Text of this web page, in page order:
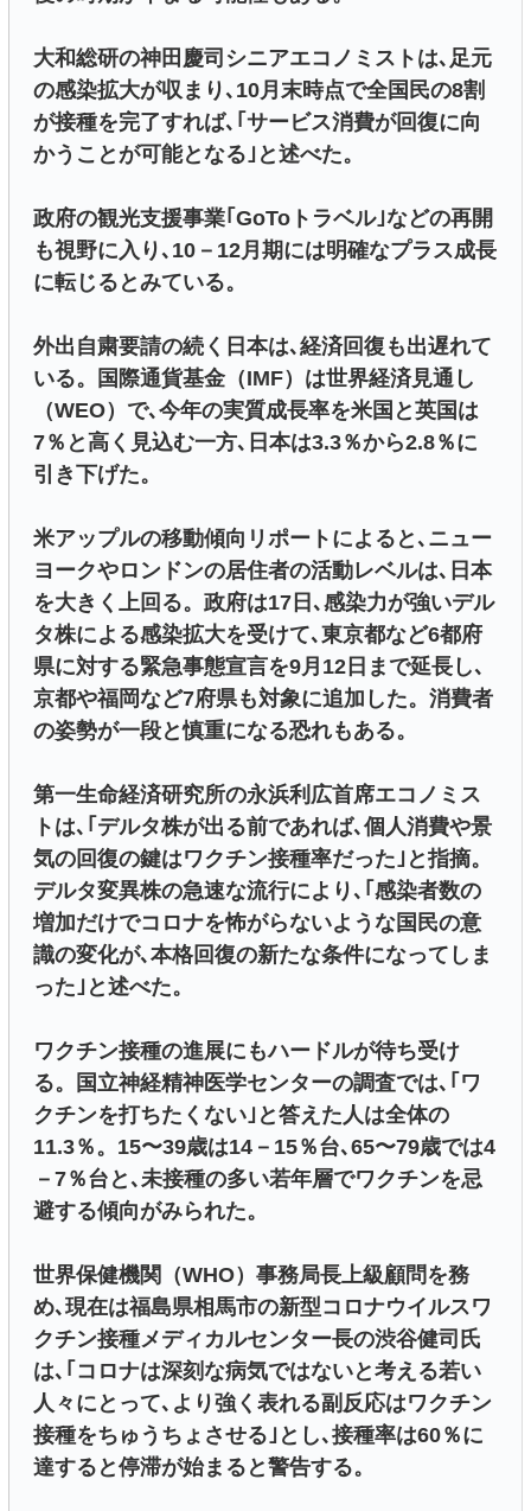
大和総研の神田慶司シニアエコノミストは､足元
の感染拡大が収まり､10月末時点で全国民の8割
が接種を完了すれば､｢サービス消費が回復に向
かうことが可能となる｣と述べた。
政府の観光支援事業｢GoToトラベル｣などの再開
も視野に入り､10－12月期には明確なプラス成長
に転じるとみている。
外出自粛要請の続く日本は､経済回復も出遅れて
いる。国際通貨基金（IMF）は世界経済見通し
（WEO）で､今年の実質成長率を米国と英国は
7％と高く見込む一方､日本は3.3％から2.8％に
引き下げた。
米アップルの移動傾向リポートによると､ニュー
ヨークやロンドンの居住者の活動レベルは､日本
を大きく上回る。政府は17日､感染力が強いデル
タ株による感染拡大を受けて､東京都など6都府
県に対する緊急事態宣言を9月12日まで延長し､
京都や福岡など7府県も対象に追加した。消費者
の姿勢が一段と慎重になる恐れもある。
第一生命経済研究所の永浜利広首席エコノミス
トは､｢デルタ株が出る前であれば､個人消費や景
気の回復の鍵はワクチン接種率だった｣と指摘。
デルタ変異株の急速な流行により､｢感染者数の
増加だけでコロナを怖がらないような国民の意
識の変化が､本格回復の新たな条件になってしま
った｣と述べた。
ワクチン接種の進展にもハードルが待ち受け
る。国立神経精神医学センターの調査では､｢ワ
クチンを打ちたくない｣と答えた人は全体の
11.3％。15〜39歳は14－15％台､65〜79歳では4
－7％台と､未接種の多い若年層でワクチンを忌
避する傾向がみられた。
世界保健機関（WHO）事務局長上級顧問を務
め､現在は福島県相馬市の新型コロナウイルスワ
クチン接種メディカルセンター長の渋谷健司氏
は､｢コロナは深刻な病気ではないと考える若い
人々にとって､より強く表れる副反応はワクチン
接種をちゅうちょさせる｣とし､接種率は60％に
達すると停滞が始まると警告する。